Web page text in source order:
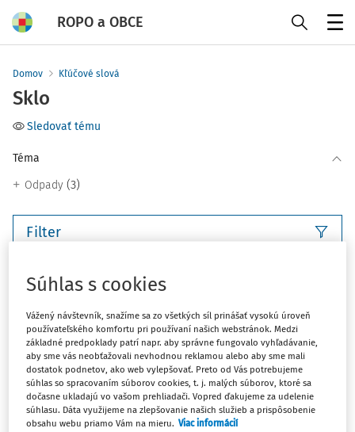
ROPO a OBCE
Domov Kľúčové slová
Sklo
Sledovať tému
Téma
Odpady (3)
Filter
Počet vyhľadaných dokumentov:
Zoradiť podľa
Najnovšie
Najstaršie
ČLÁNKY
Recyklácia skla a jej potenciál na
Slovensku
Súhlas s cookies
Vážený návštevník, snažíme sa zo všetkých síl prinášať vysokú úroveň
používateľského komfortu pri používaní našich webstránok. Medzi
základné predpoklady patrí napr. aby správne fungovalo vyhľadávanie,
aby sme vás neobťažovali nevhodnou reklamou alebo aby sme mali
dostatok podnetov, ako web vylepšovať. Preto od Vás potrebujeme
súhlas so spracovaním súborov cookies, t. j. malých súborov, ktoré sa
dočasne ukladajú vo vašom prehliadači. Vopred ďakujeme za udelenie
súhlasu. Dáta využijeme na zlepšovanie našich služieb a prispôsobenie
obsahu webu priamo Vám na mieru. Viac informácií